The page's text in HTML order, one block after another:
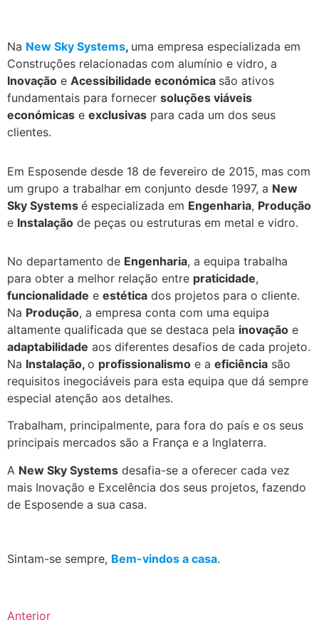
Na New Sky Systems, uma empresa especializada em
Construções relacionadas com alumínio e vidro, a
Inovação e Acessibilidade económica são ativos
fundamentais para fornecer soluções viáveis
económicas e exclusivas para cada um dos seus
clientes.
Em Esposende desde 18 de fevereiro de 2015, mas com
um grupo a trabalhar em conjunto desde 1997, a New
Sky Systems é especializada em Engenharia, Produção
e Instalação de peças ou estruturas em metal e vidro.
No departamento de Engenharia, a equipa trabalha
para obter a melhor relação entre praticidade,
funcionalidade e estética dos projetos para o cliente.
Na Produção, a empresa conta com uma equipa
altamente qualificada que se destaca pela inovação e
adaptabilidade aos diferentes desafios de cada projeto.
Na Instalação, o profissionalismo e a eficiência são
requisitos inegociáveis para esta equipa que dá sempre
especial atenção aos detalhes.
Trabalham, principalmente, para fora do país e os seus
principais mercados são a França e a Inglaterra.
A New Sky Systems desafia-se a oferecer cada vez
mais Inovação e Excelência dos seus projetos, fazendo
de Esposende a sua casa.
Sintam-se sempre, Bem-vindos a casa.
Anterior